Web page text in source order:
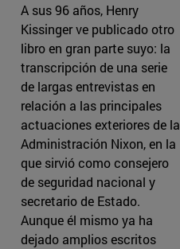
A sus 96 años, Henry
Kissinger ve publicado otro
libro en gran parte suyo: la
transcripción de una serie
de largas entrevistas en
relación a las principales
actuaciones exteriores de la
Administración Nixon, en la
que sirvió como consejero
de seguridad nacional y
secretario de Estado.
Aunque él mismo ya ha
dejado amplios escritos